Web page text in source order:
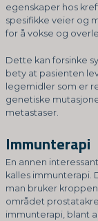
egenskaper hos
spesifikke veier og
for å vokse og
Dette kan forsinke
bety at pasienten
legemidler som er
genetiske
metastaser.
Immunterapi
En annen
kalles
man bruker
området
immunterapi, blant